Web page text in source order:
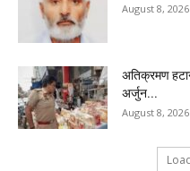
August 8, 2026
अतिक्रमण
अर्जुन...
August 8, 2026